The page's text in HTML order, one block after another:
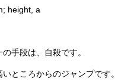
height, a
手段は、自殺です。
ところからのジャンプです。